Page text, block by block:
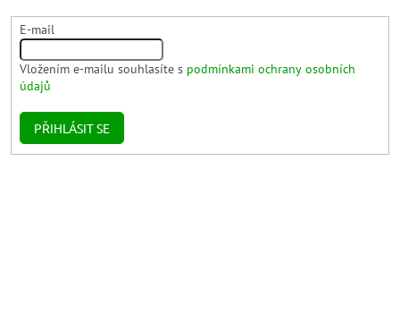
E-mail
Vložením e-mailu souhlasíte s podmínkami ochrany osobních
údajů
PŘIHLÁSIT SE